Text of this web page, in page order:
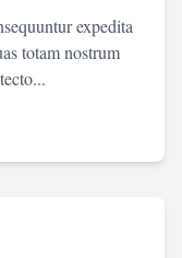
expedita
totam nostrum